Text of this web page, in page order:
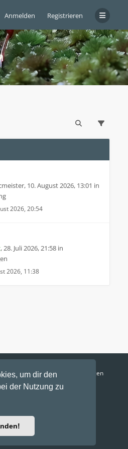
um dir den
der Nutzung zu
Anmelden Registrieren
, 10. August 2026, 13:01 in
2026, 20:54
,28. Juli 2026, 21:58 in
2026, 11:38
Nutzungsbedingungen
sind UTC+02:00
August 2026, 22:33
Software © phpBB Limited
by